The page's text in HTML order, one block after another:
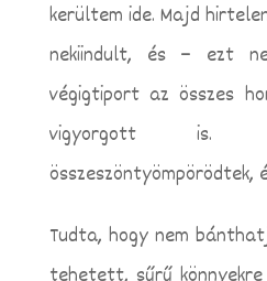
kerültem ide. Majd
nekiindult, és – ezt
végigtiport az összes
vigyorgott is.
összeszöntyömpörödtek,
Tudta, hogy nem